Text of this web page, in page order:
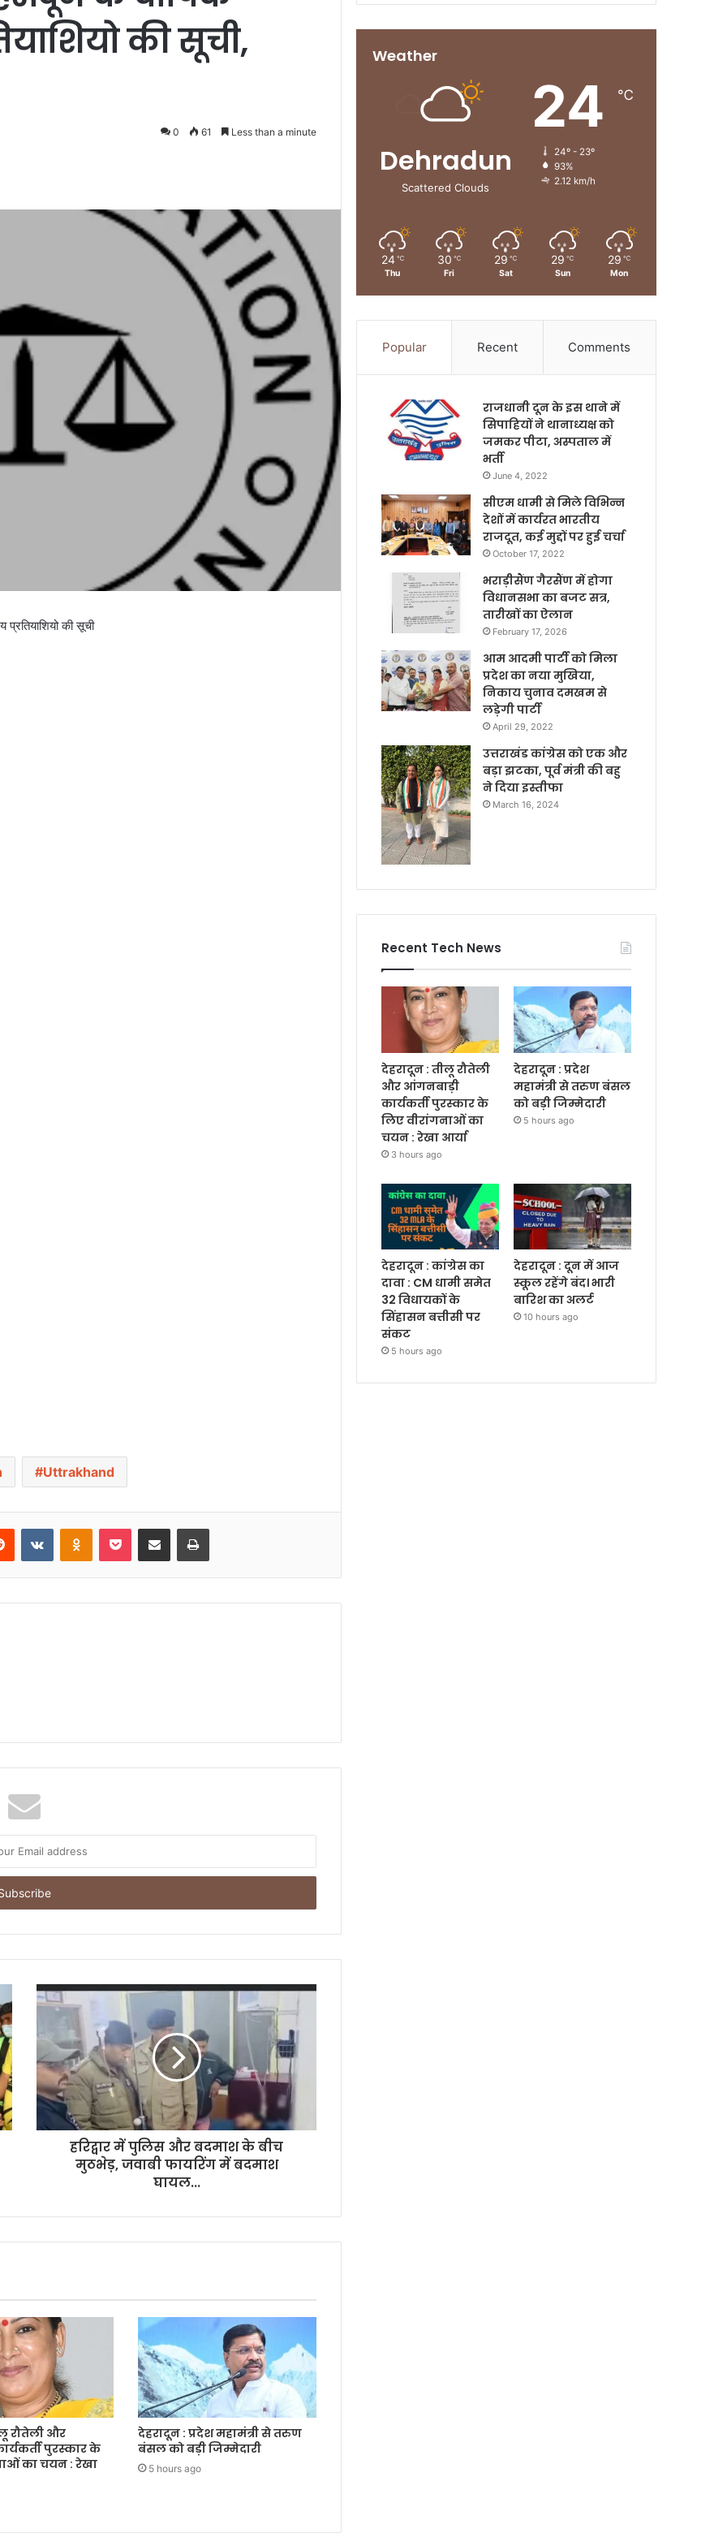
की सूची,
0 61 Less than a minute
की सूची
Uttrakhand
हरिद्वार में पुलिस और बदमाश के बीच
मुठभेड़, जवाबी फायरिंग में बदमाश
घायल...
रौतेली और
पुरस्कार के
का चयन : रेखा
देहरादून : प्रदेश महामंत्री से तरुण
बंसल को बड़ी जिम्मेदारी
5 hours ago
Weather
Dehradun
Scattered Clouds
24 ℃
24º - 23º
93%
2.12 km/h
24 ℃
Thu
30 ℃
Fri
29 ℃
Sat
29 ℃
Sun
29 ℃
Mon
Popular Recent Comments
राजधानी दून के इस थाने में
सिपाहियों ने थानाध्यक्ष को
जमकर पीटा, अस्पताल में
भर्ती
June 4, 2022
सीएम धामी से मिले विभिन्न
देशों में कार्यरत भारतीय
राजदूत, कई मुद्दों पर हुई चर्चा
October 17, 2022
भराड़ीसैंण गैरसैंण में होगा
विधानसभा का बजट सत्र,
तारीखों का ऐलान
February 17, 2026
आम आदमी पार्टी को मिला
प्रदेश का नया मुखिया,
निकाय चुनाव दमखम से
लड़ेगी पार्टी
April 29, 2022
उत्तराखंड कांग्रेस को एक और
बड़ा झटका, पूर्व मंत्री की बहु
ने दिया इस्तीफा
March 16, 2024
Recent Tech News
देहरादून : तीलू रौतेली
और आंगनबाड़ी
कार्यकर्ती पुरस्कार के
लिए वीरांगनाओं का
चयन : रेखा आर्या
3 hours ago
देहरादून : प्रदेश
महामंत्री से तरुण बंसल
को बड़ी जिम्मेदारी
5 hours ago
देहरादून : कांग्रेस का
दावा : CM धामी समेत
32 विधायकों के
सिंहासन बत्तीसी पर
संकट
5 hours ago
देहरादून : दून में आज
स्कूल रहेंगे बंद। भारी
बारिश का अलर्ट
10 hours ago